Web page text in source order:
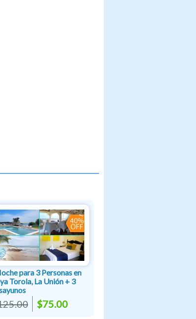
para 3 Personas en
Torola, La Unión + 3
$75.00